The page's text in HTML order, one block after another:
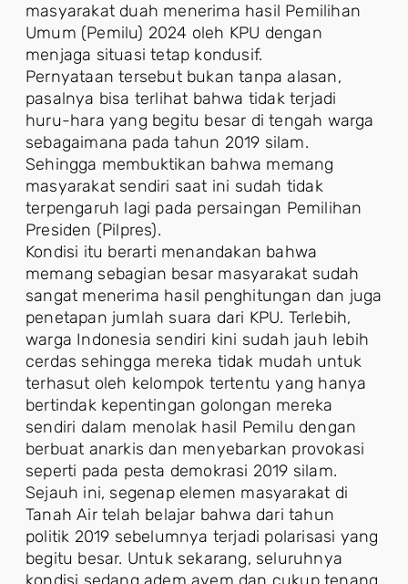
masyarakat duah menerima hasil Pemilihan
Umum (Pemilu) 2024 oleh KPU dengan
menjaga situasi tetap kondusif.
Pernyataan tersebut bukan tanpa alasan,
pasalnya bisa terlihat bahwa tidak terjadi
huru-hara yang begitu besar di tengah warga
sebagaimana pada tahun 2019 silam.
Sehingga membuktikan bahwa memang
masyarakat sendiri saat ini sudah tidak
terpengaruh lagi pada persaingan Pemilihan
Presiden (Pilpres).
Kondisi itu berarti menandakan bahwa
memang sebagian besar masyarakat sudah
sangat menerima hasil penghitungan dan juga
penetapan jumlah suara dari KPU. Terlebih,
warga Indonesia sendiri kini sudah jauh lebih
cerdas sehingga mereka tidak mudah untuk
terhasut oleh kelompok tertentu yang hanya
bertindak kepentingan golongan mereka
sendiri dalam menolak hasil Pemilu dengan
berbuat anarkis dan menyebarkan provokasi
seperti pada pesta demokrasi 2019 silam.
Sejauh ini, segenap elemen masyarakat di
Tanah Air telah belajar bahwa dari tahun
politik 2019 sebelumnya terjadi polarisasi yang
begitu besar. Untuk sekarang, seluruhnya